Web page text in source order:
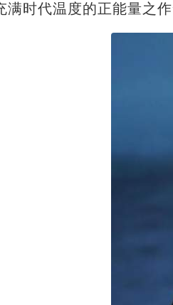
时代温度的正能量之作